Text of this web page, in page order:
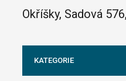
Okříšky, Sadová
KATEGORIE